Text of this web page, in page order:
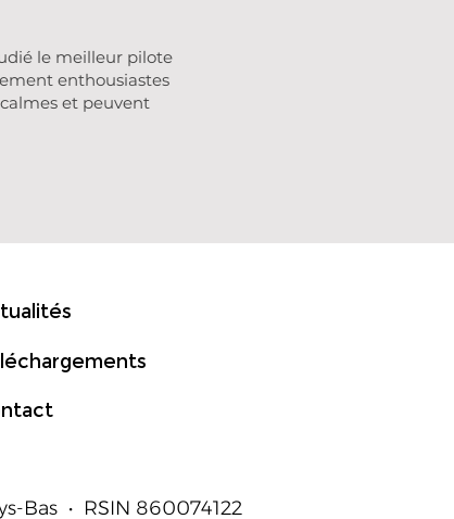
le meilleur pilote
enthousiastes
et peuvent
Bas • RSIN 860074122